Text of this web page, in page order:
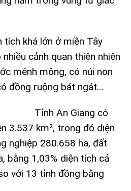
tích khá lớn ở miền Tây
cảnh quan thiên nhiên
mênh mông, có núi non
đồng ruộng bát ngát…
Tỉnh An Giang có
3.537 km², trong đó diện
nghiệp 280.658 ha, đất
bằng 1,03% diện tích cả
với 13 tỉnh đồng bằng